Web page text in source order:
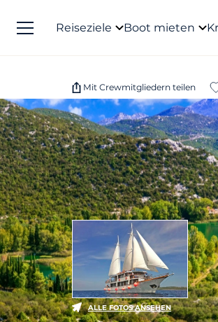
Reiseziele Boot mieten
Mit Crewmitgliedern teilen
ALLE FOTOS ANSEHEN